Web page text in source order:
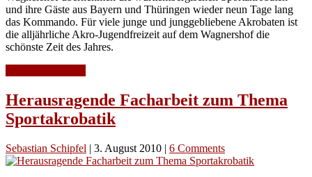
und ihre Gäste aus Bayern und Thüringen wieder neun Tage lang
das Kommando. Für viele junge und junggebliebene Akrobaten ist
die alljährliche Akro-Jugendfreizeit auf dem Wagnershof die
schönste Zeit des Jahres.
Herausragende Facharbeit zum Thema
Sportakrobatik
Sebastian Schipfel | 3. August 2010 | 6 Comments